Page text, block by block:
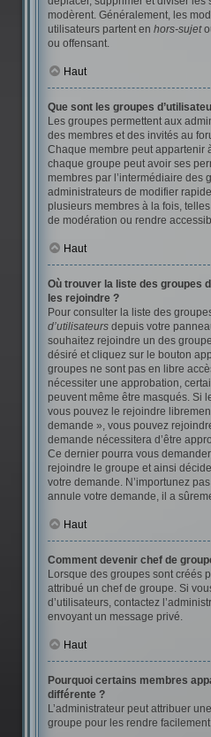
modèrent. Généralement, les
utilisateurs partent en hors-sujet
ou offensant.
Haut
Que sont les groupes
Les groupes permettent aux
des membres et des invités au
Chaque membre peut appartenir
chaque groupe peut avoir ses
membres par l’intermédiaire des
administrateurs de modifier
plusieurs membres à la fois,
de modération ou rendre
Haut
Où trouver la liste des groupes
les rejoindre ?
Pour consulter la liste des
d’utilisateursdepuis votre
souhaitez rejoindre un des
désiré et cliquez sur le bouton
groupes ne sont pas en libre
nécessiter une approbation,
peuvent même être masqués. Si
vous pouvez le rejoindre
demande », vous pouvez
demande nécessitera d’être
Ce dernier pourra vous
rejoindre le groupe et ainsi
votre demande. N’importunez
annule votre demande, il a
Haut
Comment devenir chef de
Lorsque des groupes sont créés
attribué un chef de groupe. Si
d’utilisateurs, contactez
envoyant un message privé.
Haut
Pourquoi certains membres
différente ?
L’administrateur peut attribuer
groupe pour les rendre